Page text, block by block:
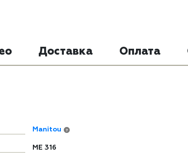
Доставка Оплата
Manitou ?
ME 316